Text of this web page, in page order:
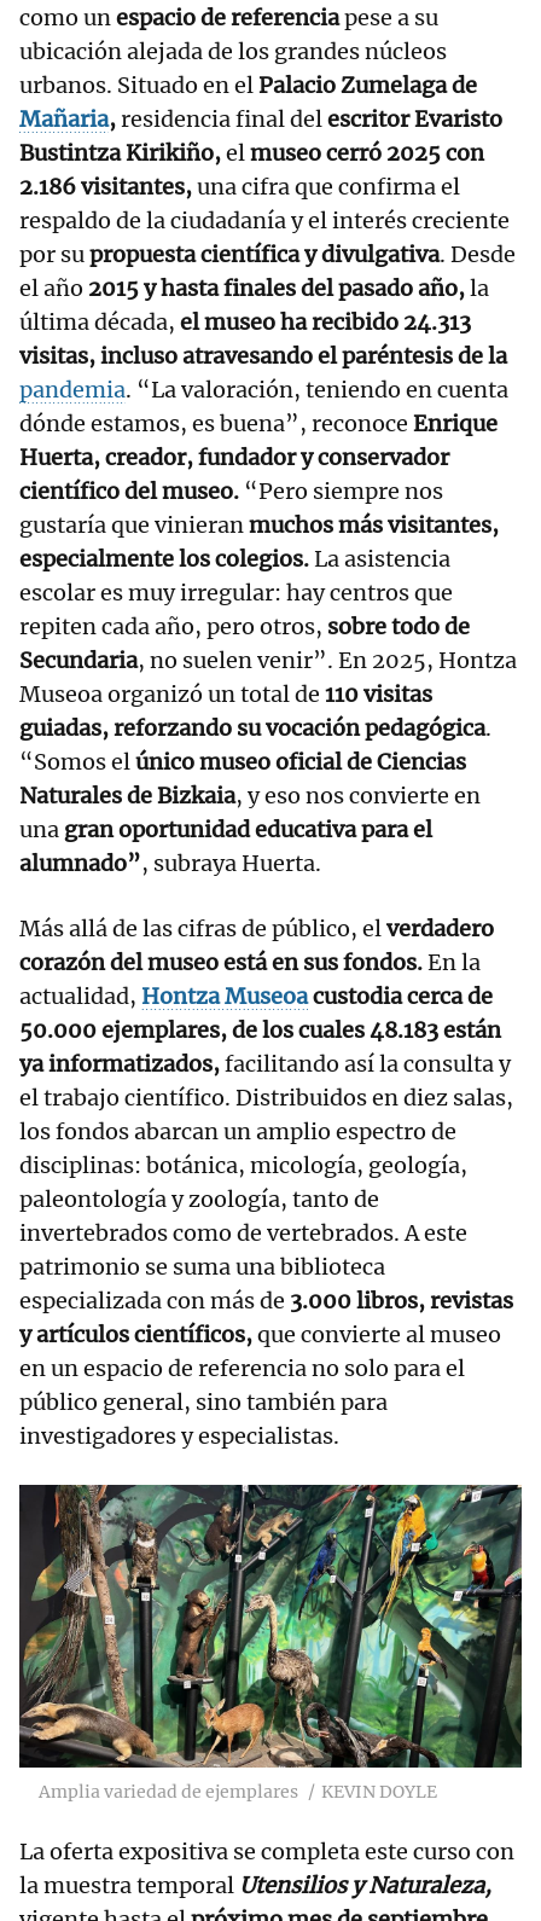
como unespacio de referenciapese a su
ubicación alejada de los grandes núcleos
urbanos. Situado en elPalacio Zumelaga de
Mañaria,residencia final delescritor Evaristo
Bustintza Kirikiño,elmuseo cerró 2025 con
2.186 visitantes,una cifra que confirma el
respaldo de la ciudadanía y el interés creciente
por supropuesta científica y divulgativa. Desde
el año 2015 y hasta finales del pasado año,la
última década, el museo ha recibido 24.313
visitas, incluso atravesando el paréntesis de la
pandemia. “La valoración, teniendo en cuenta
dónde estamos, es buena”, reconoce Enrique
Huerta, creador, fundador y conservador
científico del museo. “Pero siempre nos
gustaría que vinieranmuchos más visitantes,
especialmente los colegios.La asistencia
escolar es muy irregular: hay centros que
repiten cada año, pero otros, sobre todo de
Secundaria, no suelen venir”. En 2025, Hontza
Museoa organizó un total de 110 visitas
guiadas, reforzando su vocación pedagógica.
“Somos elúnico museo oficial de Ciencias
Naturales de Bizkaia, y eso nos convierte en
una gran oportunidad educativa para el
alumnado”, subraya Huerta.
Más allá de las cifras de público, elverdadero
corazón del museo está en sus fondos.En la
actualidad, Hontza Museoacustodia cerca de
50.000 ejemplares, de los cuales 48.183 están
ya informatizados,facilitando así la consulta y
el trabajo científico. Distribuidos en diez salas,
los fondos abarcan un amplio espectro de
disciplinas: botánica, micología, geología,
paleontología y zoología, tanto de
invertebrados como de vertebrados. A este
patrimonio se suma una biblioteca
especializada con más de 3.000 libros, revistas
y artículos científicos,que convierte al museo
en un espacio de referencia no solo para el
público general, sino también para
investigadores y especialistas.
Amplia variedad de ejemplares KEVIN DOYLE
La oferta expositiva se completa este curso con
la muestra temporal Utensilios y Naturaleza,